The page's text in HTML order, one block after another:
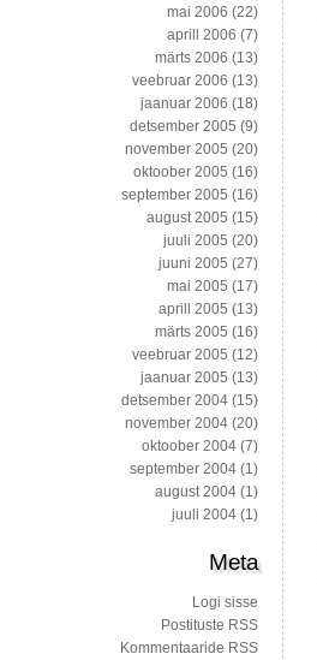
mai 2006 (22)
aprill 2006 (7)
märts 2006 (13)
veebruar 2006 (13)
jaanuar 2006 (18)
detsember 2005 (9)
november 2005 (20)
oktoober 2005 (16)
september 2005 (16)
august 2005 (15)
juuli 2005 (20)
juuni 2005 (27)
mai 2005 (17)
aprill 2005 (13)
märts 2005 (16)
veebruar 2005 (12)
jaanuar 2005 (13)
detsember 2004 (15)
november 2004 (20)
oktoober 2004 (7)
september 2004 (1)
august 2004 (1)
juuli 2004 (1)
Meta
Logi sisse
Postituste RSS
Kommentaaride RSS